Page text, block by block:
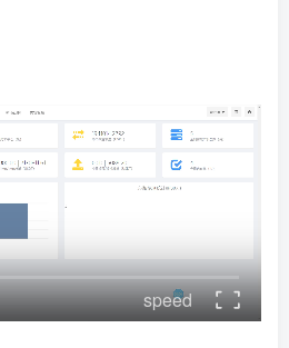
speed